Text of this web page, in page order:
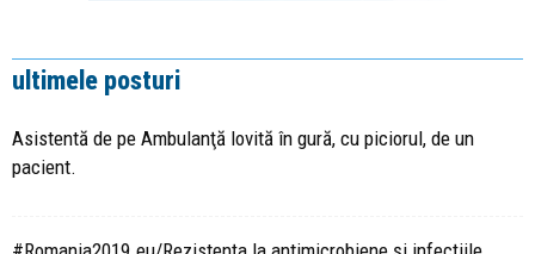
ultimele posturi
Asistentă de pe Ambulanţă lovită în gură, cu piciorul, de un
pacient.